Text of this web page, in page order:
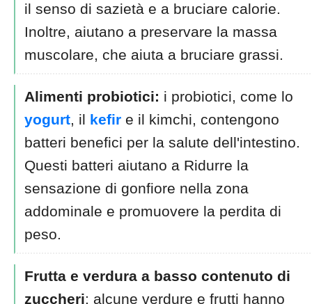
il senso di sazietà e a bruciare calorie.
Inoltre, aiutano a preservare la massa
muscolare, che aiuta a bruciare grassi.
Alimenti probiotici: i probiotici, come lo
yogurt, il kefir e il kimchi, contengono
batteri benefici per la salute dell'intestino.
Questi batteri aiutano a Ridurre la
sensazione di gonfiore nella zona
addominale e promuovere la perdita di
peso.
Frutta e verdura a basso contenuto di
zuccheri: alcune verdure e frutti hanno